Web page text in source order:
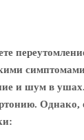
и шум в
Однако,